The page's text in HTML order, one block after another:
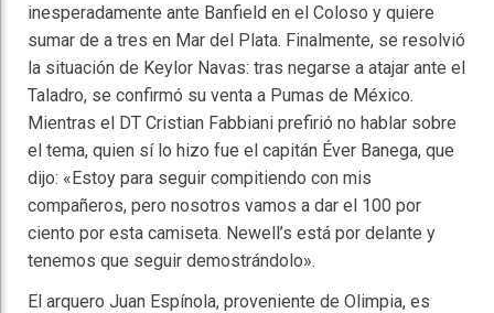
inesperadamente ante Banfield en el Coloso y quiere
sumar de a tres en Mar del Plata. Finalmente, se resolvió
la situación de Keylor Navas: tras negarse a atajar ante el
Taladro, se confirmó su venta a Pumas de México.
Mientras el DT Cristian Fabbiani prefirió no hablar sobre
el tema, quien sí lo hizo fue el capitán Éver Banega, que
dijo: «Estoy para seguir compitiendo con mis
compañeros, pero nosotros vamos a dar el 100 por
ciento por esta camiseta. Newell’s está por delante y
tenemos que seguir demostrándolo».
El arquero Juan Espínola, proveniente de Olimpia, es